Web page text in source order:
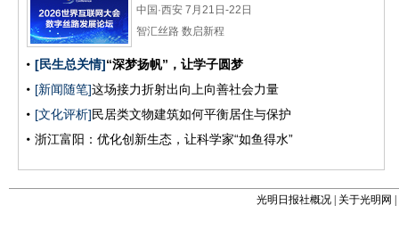
光明日报社概况 关于光明网